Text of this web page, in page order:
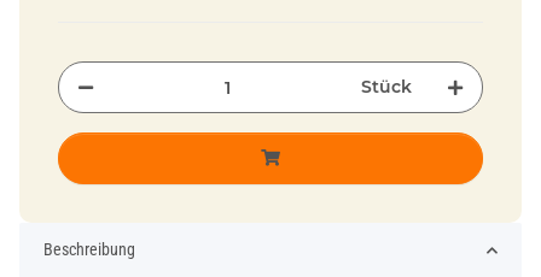
Stück
Beschreibung